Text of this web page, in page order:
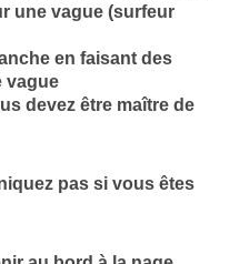
une vague (surfeur
en faisant des
vague
devez être maître de
pas si vous êtes